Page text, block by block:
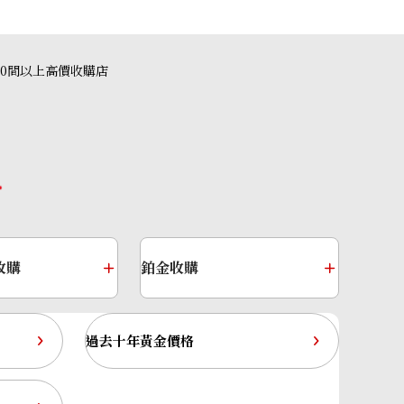
eye ring 2.55ct
間以上高價收購店
過去十年黃金價格
購 鉑金收購